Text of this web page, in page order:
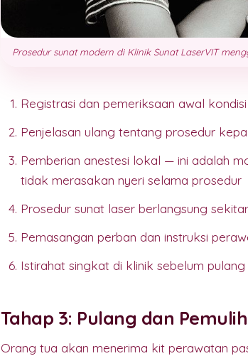
Prosedur sunat modern di Klinik Sunat LaserVIT
Registrasi dan pemeriksaan awal
Penjelasan ulang tentang prosedur
Pemberian anestesi lokal — ini adalah
tidak merasakan nyeri selama prosedur
Prosedur sunat laser berlangsung
Pemasangan perban dan instruksi
Istirahat singkat di klinik sebelum pulang
Tahap 3: Pulang dan
Orang tua akan menerima kit perawatan